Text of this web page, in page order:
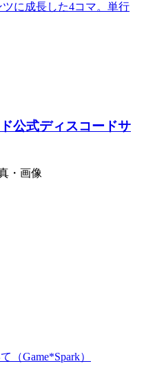
ツに成長した4コマ。単行
公式ディスコードサ
・画像
（Game*Spark）